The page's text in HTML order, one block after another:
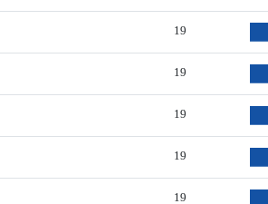
19
19
19
19
19